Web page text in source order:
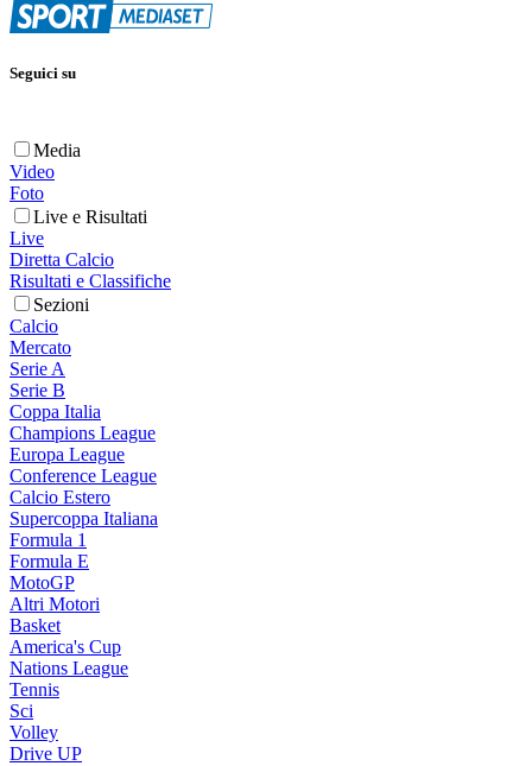
Seguici su
Media
Video
Foto
Live e Risultati
Live
Diretta Calcio
Risultati e Classifiche
Sezioni
Calcio
Mercato
Serie A
Serie B
Coppa Italia
Champions League
Europa League
Conference League
Calcio Estero
Supercoppa Italiana
Formula 1
Formula E
MotoGP
Altri Motori
Basket
America's Cup
Nations League
Tennis
Sci
Volley
Drive UP